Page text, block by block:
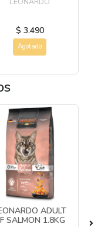
$ 3.490
Agotado
ADULT
SALMON 1.8KG